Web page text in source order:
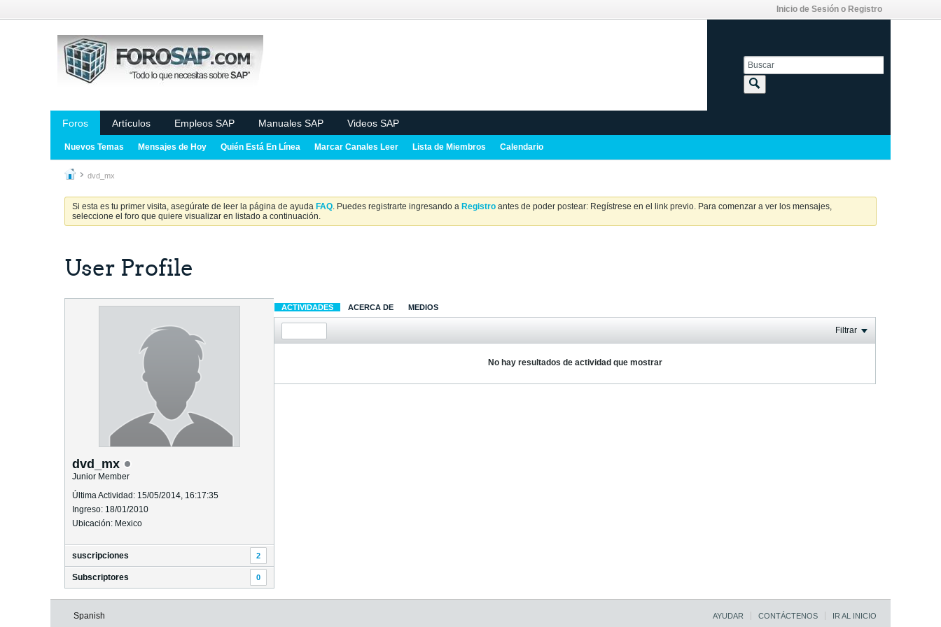
Inicio de Sesión o Registro
Foros Artículos Empleos SAP Manuales SAP Videos SAP
Nuevos Temas Mensajes de Hoy Quién Está En Línea Marcar Canales Leer Lista de Miembros Calendario
dvd_mx
Si esta es tu primer visita, asegúrate de leer la página de ayuda FAQ. Puedes registrarte ingresando a Registro antes de poder postear: Regístrese en el link previo. Para comenzar a ver los mensajes,
seleccione el foro que quiere visualizar en listado a continuación.
User Profile
dvd_mx
Junior Member
Última Actividad: 15/05/2014, 16:17:35
Ingreso: 18/01/2010
Ubicación: Mexico
suscripciones 2
Subscriptores 0
ACTIVIDADES ACERCA DE MEDIOS
Filtrar
No hay resultados de actividad que mostrar
Spanish AYUDAR CONTÁCTENOS IR AL INICIO